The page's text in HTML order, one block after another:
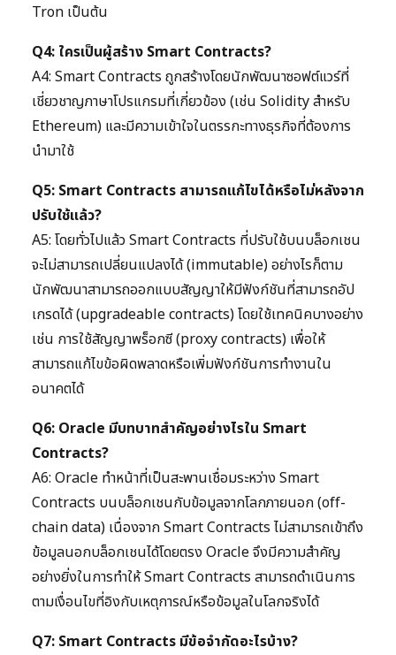
Tron เป็นต้น
Q4: ใครเป็นผู้สร้าง Smart Contracts?
A4: Smart Contracts ถูกสร้างโดยนักพัฒนาซอฟต์แวร์ที่
เชี่ยวชาญภาษาโปรแกรมที่เกี่ยวข้อง (เช่น Solidity สำหรับ
Ethereum) และมีความเข้าใจในตรรกะทางธุรกิจที่ต้องการ
นำมาใช้
Q5: Smart Contracts สามารถแก้ไขได้หรือไม่หลังจาก
ปรับใช้แล้ว?
A5: โดยทั่วไปแล้ว Smart Contracts ที่ปรับใช้บนบล็อกเชน
จะไม่สามารถเปลี่ยนแปลงได้ (immutable) อย่างไรก็ตาม
นักพัฒนาสามารถออกแบบสัญญาให้มีฟังก์ชันที่สามารถอัป
เกรดได้ (upgradeable contracts) โดยใช้เทคนิคบางอย่าง
เช่น การใช้สัญญาพร็อกซี (proxy contracts) เพื่อให้
สามารถแก้ไขข้อผิดพลาดหรือเพิ่มฟังก์ชันการทำงานใน
อนาคตได้
Q6: Oracle มีบทบาทสำคัญอย่างไรใน Smart
Contracts?
A6: Oracle ทำหน้าที่เป็นสะพานเชื่อมระหว่าง Smart
Contracts บนบล็อกเชนกับข้อมูลจากโลกภายนอก (off-
chain data) เนื่องจาก Smart Contracts ไม่สามารถเข้าถึง
ข้อมูลนอกบล็อกเชนได้โดยตรง Oracle จึงมีความสำคัญ
อย่างยิ่งในการทำให้ Smart Contracts สามารถดำเนินการ
ตามเงื่อนไขที่อิงกับเหตุการณ์หรือข้อมูลในโลกจริงได้
Q7: Smart Contracts มีข้อจำกัดอะไรบ้าง?